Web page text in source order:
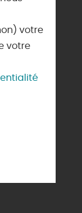
en
paddle.
sur la
votre
votre